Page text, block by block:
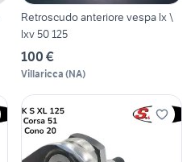
Retroscudo anteriore vespa lx \
lxv 50 125
100 €
Villaricca (NA)